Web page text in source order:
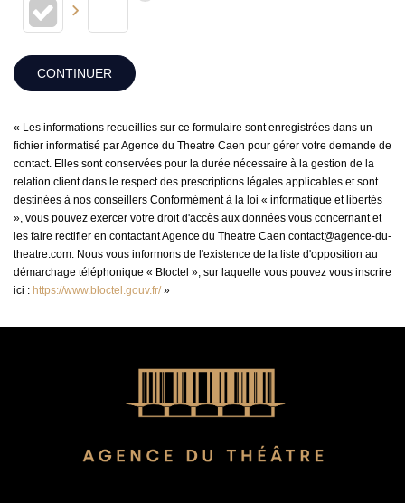
CONTINUER
« Les informations recueillies sur ce formulaire sont enregistrées dans un
fichier informatisé par Agence du Theatre Caen pour gérer votre demande de
contact. Elles sont conservées pour la durée nécessaire à la gestion de la
relation client dans le respect des prescriptions légales applicables et sont
destinées à nos conseillers Conformément à la loi « informatique et libertés
», vous pouvez exercer votre droit d'accès aux données vous concernant et
les faire rectifier en contactant Agence du Theatre Caen contact@agence-du-
theatre.com. Nous vous informons de l'existence de la liste d'opposition au
démarchage téléphonique « Bloctel », sur laquelle vous pouvez vous inscrire
ici : https://www.bloctel.gouv.fr/»